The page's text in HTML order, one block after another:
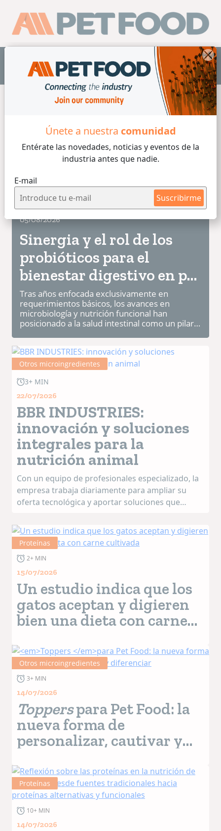
Únete a nuestra comunidad
Entérate las novedades, noticias y eventos de la
industria antes que nadie.
E-mail
Suscribirme
ES
/ Vitaminas/ Proteínas/ Minerales/
/ Colorantes/ Otros
microingredientes
Otros microingredientes
6 min de lectura
05/08/2026
Sinergia y el rol de los
probióticos para el
bienestar digestivo en pet
care
Tras años enfocada exclusivamente en
requerimientos básicos, los avances en
microbiología y nutrición funcional han
posicionado a la salud intestinal como un pilar
Otros microingredientes
3+ MIN
22/07/2026
BBR INDUSTRIES:
innovación y soluciones
integrales para la
nutrición animal
Con un equipo de profesionales especializado, la
empresa trabaja diariamente para ampliar su
oferta tecnológica y aportar soluciones que
constante evolución.
Un portafolio de soluciones para cada desa...
Proteínas
2+ MIN
15/07/2026
Un estudio indica que los
gatos aceptan y digieren
bien una dieta con carne
Otros microingredientes
3+ MIN
14/07/2026
Topperspara Pet Food: la
nueva forma de
personalizar, cautivar y
Proteínas
10+ MIN
14/07/2026